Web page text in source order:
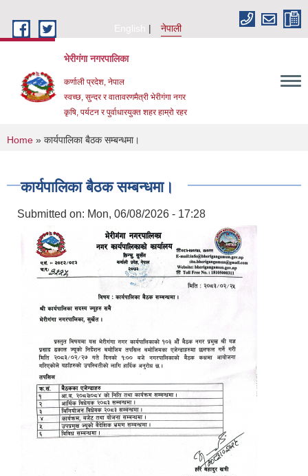
English
नेपाली
भेरीगंगा नगरपालिका
कर्णाली प्रदेश, नेपाल
स्वच्छ, सुन्दर र वातावरणमैत्री भेरीगंगा नगर
कृषि, पर्यटन र पुर्वाधारयुक्त शहर हाम्रो रहर
You are here
Home » कार्यपालिका बैठक सम्बन्धमा।
कार्यपालिका बैठक सम्बन्धमा।
Submitted on: Mon, 06/08/2026 - 17:28